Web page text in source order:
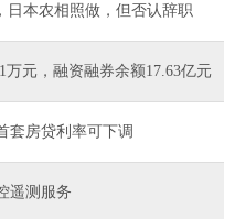
日本农相照做，但否认辞职
万元，融资融券余额17.63亿元
套房贷利率可下调
遥测服务